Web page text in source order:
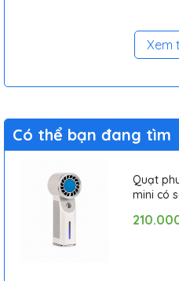
Xem
Có thể bạn đang tìm
Quạt
mini có